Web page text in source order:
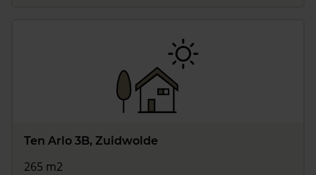
Ten Arlo 3B, Zuidwolde
265 m2